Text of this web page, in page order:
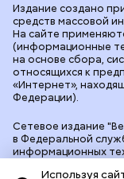
Сетевое издание
в Федеральной
информационных
Издание создано
средств массовой
На сайте
(информационные
на основе сбора,
относящихся к
«Интернет»,
Федерации).
Используя